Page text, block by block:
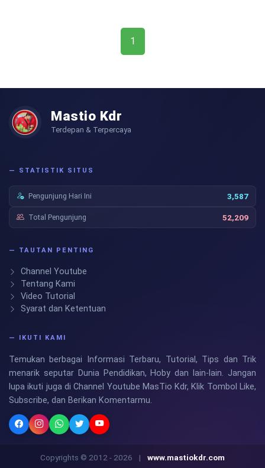
1
Mastio Kdr
Terdepan & Terpercaya
— STATISTIK SITUS
Pengunjung Hari Ini 3,587
Total Pengunjung 52,209
— TAUTAN PENTING
Channel Youtube
Tentang Kami
Video Tutorial
Syarat dan Ketentuan
— IKUTI KAMI
Temukan berbagai Informasi Terbaru, Tutorial, Tips dan Trik
menarik seputar Dunia Pendidikan, Hoby dan lain-lain. Jangan
lupa ikuti juga di Channel Youtube MasTio Kdr, Klik Tombol Like,
Subscribe, dan Berikan Komentarmu.
Copyrights © 2012 - 2026 |
www.mastiokdr.com